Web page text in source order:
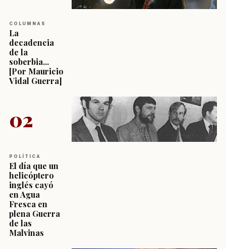
COLUMNAS
La
decadencia
de la
soberbia...
[Por Mauricio
Vidal Guerra]
02
POLÍTICA
El día que un
helicóptero
inglés cayó
en Agua
Fresca en
plena Guerra
de las
Malvinas